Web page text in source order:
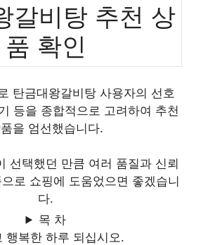
갈비탕 추천 상
품 확인
탄금대왕갈비탕 사용자의 선호
등을 종합적으로 고려하여 추천
을 엄선했습니다.
선택했던 만큼 여러 품질과 신뢰
로 쇼핑에 도움었으면 좋겠습니
다.
목 차
행복한 하루 되십시오.